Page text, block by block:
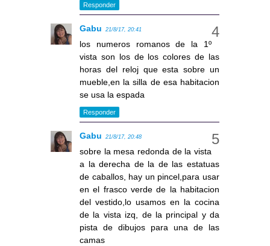
Responder
Gabu 21/8/17, 20:41
los numeros romanos de la 1º
vista son los de los colores de las
horas del reloj que esta sobre un
mueble,en la silla de esa habitacion
se usa la espada
Responder
Gabu 21/8/17, 20:48
sobre la mesa redonda de la vista
a la derecha de la de las estatuas
de caballos, hay un pincel,para usar
en el frasco verde de la habitacion
del vestido,lo usamos en la cocina
de la vista izq, de la principal y da
pista de dibujos para una de las
camas